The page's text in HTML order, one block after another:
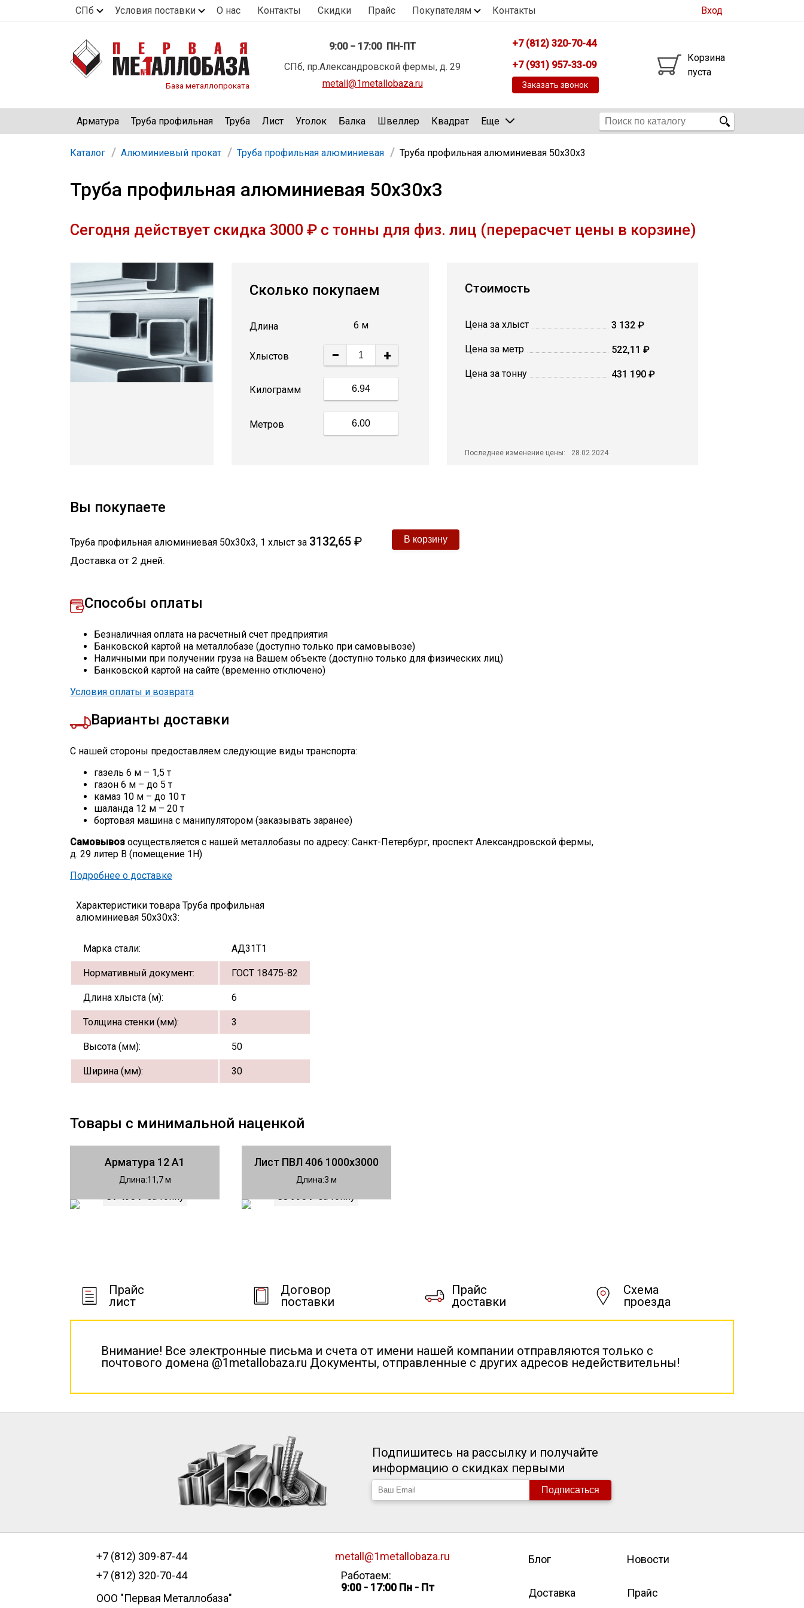
СПб Условия поставки О нас Контакты Скидки Прайс Покупателям Контакты Вход
База металлопроката
9:00 − 17:00 ПН-ПТ
СПб, пр.Александровской фермы, д. 29
metall@1metallobaza.ru
+7 (812) 320-70-44
+7 (931) 957-33-09
Заказать звонок
Корзина
пуста
Арматура Труба профильная Труба Лист Уголок Балка Швеллер Квадрат Еще
Каталог Алюминиевый прокат Труба профильная алюминиевая Труба профильная алюминиевая 50х30х3
Труба профильная алюминиевая 50х30х3
Сегодня действует скидка 3000 ₽ с тонны для физ. лиц (перерасчет цены в корзине)
Сколько покупаем
Длина 6 м
Хлыстов − +
Килограмм
Метров
Стоимость
Цена за хлыст 3 132 ₽
Цена за метр 522,11 ₽
Цена за тонну 431 190 ₽
Последнее изменение цены: 28.02.2024
Вы покупаете
Труба профильная алюминиевая 50х30х3, 1 хлыст за 3132,65 ₽
Доставка от 2 дней.
Способы оплаты
Безналичная оплата на расчетный счет предприятия
Банковской картой на металлобазе (доступно только при самовывозе)
Наличными при получении груза на Вашем объекте (доступно только для физических лиц)
Банковской картой на сайте (временно отключено)
Условия оплаты и возврата
Варианты доставки
С нашей стороны предоставляем следующие виды транспорта:
газель 6 м – 1,5 т
газон 6 м – до 5 т
камаз 10 м – до 10 т
шаланда 12 м – 20 т
бортовая машина с манипулятором (заказывать заранее)
Самовывоз осуществляется с нашей металлобазы по адресу: Санкт-Петербург, проспект Александровской фермы,
д. 29 литер В (помещение 1Н)
Подробнее о доставке
Характеристики товара Труба профильная
алюминиевая 50х30х3:
Марка стали: АД31Т1
Нормативный документ: ГОСТ 18475-82
Длина хлыста (м): 6
Толщина стенки (мм): 3
Высота (мм): 50
Ширина (мм): 30
Товары с минимальной наценкой
Арматура 12 А1
Длина 11,7
81 490 ₽ за тонну
Лист ПВЛ 406 1000х3000
Длина 3
88 990 ₽ за тонну
Прайс
лист
Договор
поставки
Прайс
доставки
Схема
проезда
Внимание! Все электронные письма и счета от имени нашей компании отправляются только с
почтового домена @1metallobaza.ru Документы, отправленные с других адресов недействительны!
Подпишитесь на рассылку и получайте
информацию о скидках первыми
Подписаться
+7 (812) 309-87-44
+7 (812) 320-70-44
ООО "Первая Металлобаза"
metall@1metallobaza.ru
Работаем:
9:00 - 17:00 Пн - Пт
Блог Новости
Доставка Прайс